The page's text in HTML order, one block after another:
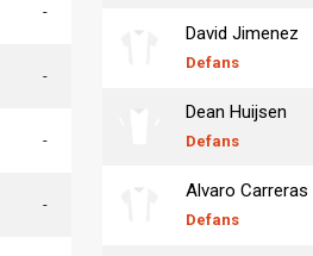
-
-
-
-
David Jimenez
Defans
Dean Huijsen
Defans
Alvaro Carreras
Defans